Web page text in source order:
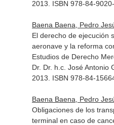
2013. ISBN 978-84-
Baena Baena, Pedro
El derecho de ejecución
aeronave y la reforma
Estudios de Derecho
Dr. Dr. h.c. José Antonio
2013. ISBN 978-84-
Baena Baena, Pedro
Obligaciones de los
terminal en caso de